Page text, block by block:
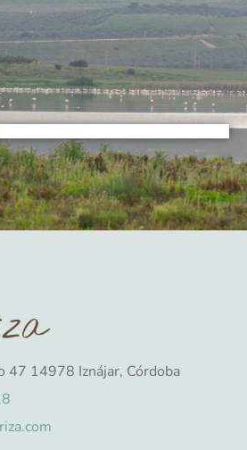
47 14978 Iznájar, Córdoba